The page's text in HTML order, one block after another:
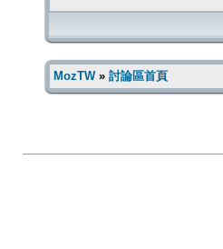
MozTW» 討論區首頁